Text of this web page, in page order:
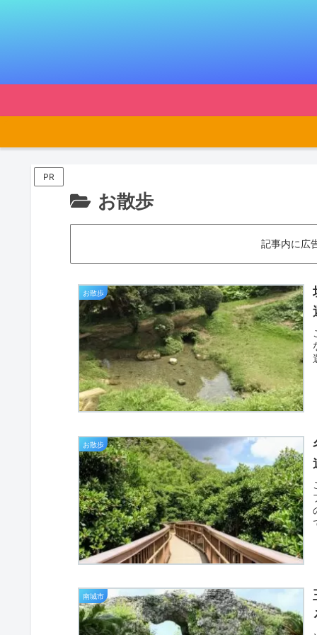
PR
お散歩
記事内に広
お散歩
お散歩
南城市